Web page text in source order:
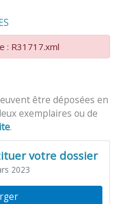
: R31717.xml
être déposées en
exemplaires ou de
.
votre dossier
2023